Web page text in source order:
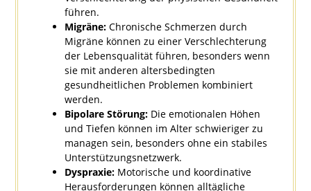
führen.
Migräne:Chronische Schmerzen durch
Migräne können zu einer Verschlechterung
der Lebensqualität führen, besonders wenn
sie mit anderen altersbedingten
gesundheitlichen Problemen kombiniert
werden.
Bipolare Störung:Die emotionalen Höhen
und Tiefen können im Alter schwieriger zu
managen sein, besonders ohne ein stabiles
Unterstützungsnetzwerk.
Dyspraxie:Motorische und koordinative
Herausforderungen können alltägliche